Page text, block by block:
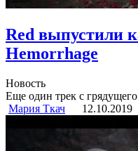
Red выпустили
Hemorrhage
Новость
Еще один трек с
Мария Ткач
12.10.2019